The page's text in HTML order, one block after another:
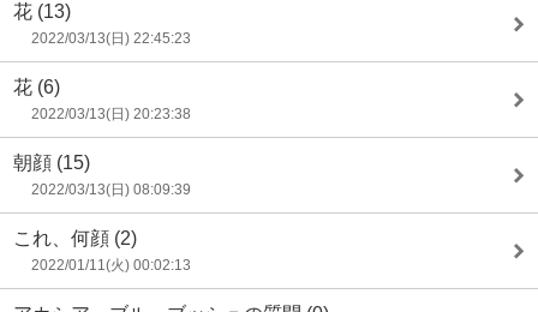
花 (13)
2022/03/13(日) 22:45:23
花 (6)
2022/03/13(日) 20:23:38
朝顔 (15)
2022/03/13(日) 08:09:39
これ、何顔 (2)
2022/01/11(火) 00:02:13